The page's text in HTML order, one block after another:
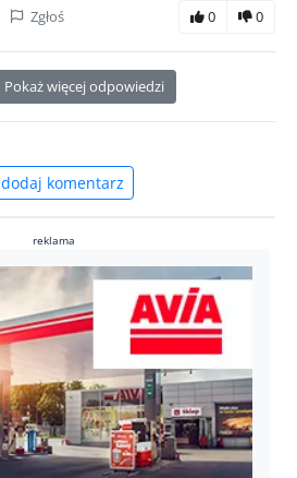
Zgłoś 0 0
Pokaż więcej odpowiedzi
dodaj komentarz
reklama